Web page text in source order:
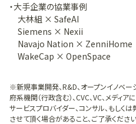
・大手企業の協業事例
大林組 × SafeAI
Siemens × Nexii
Navajo Nation × ZenniHome
WakeCap × OpenSpace
※新規事業開発、R&D、オープンイノベー
府系機関（行政含む）、CVC、VC、メディ
サービスプロバイダー、コンサル、もし
させて頂く場合があること、ご了承ください